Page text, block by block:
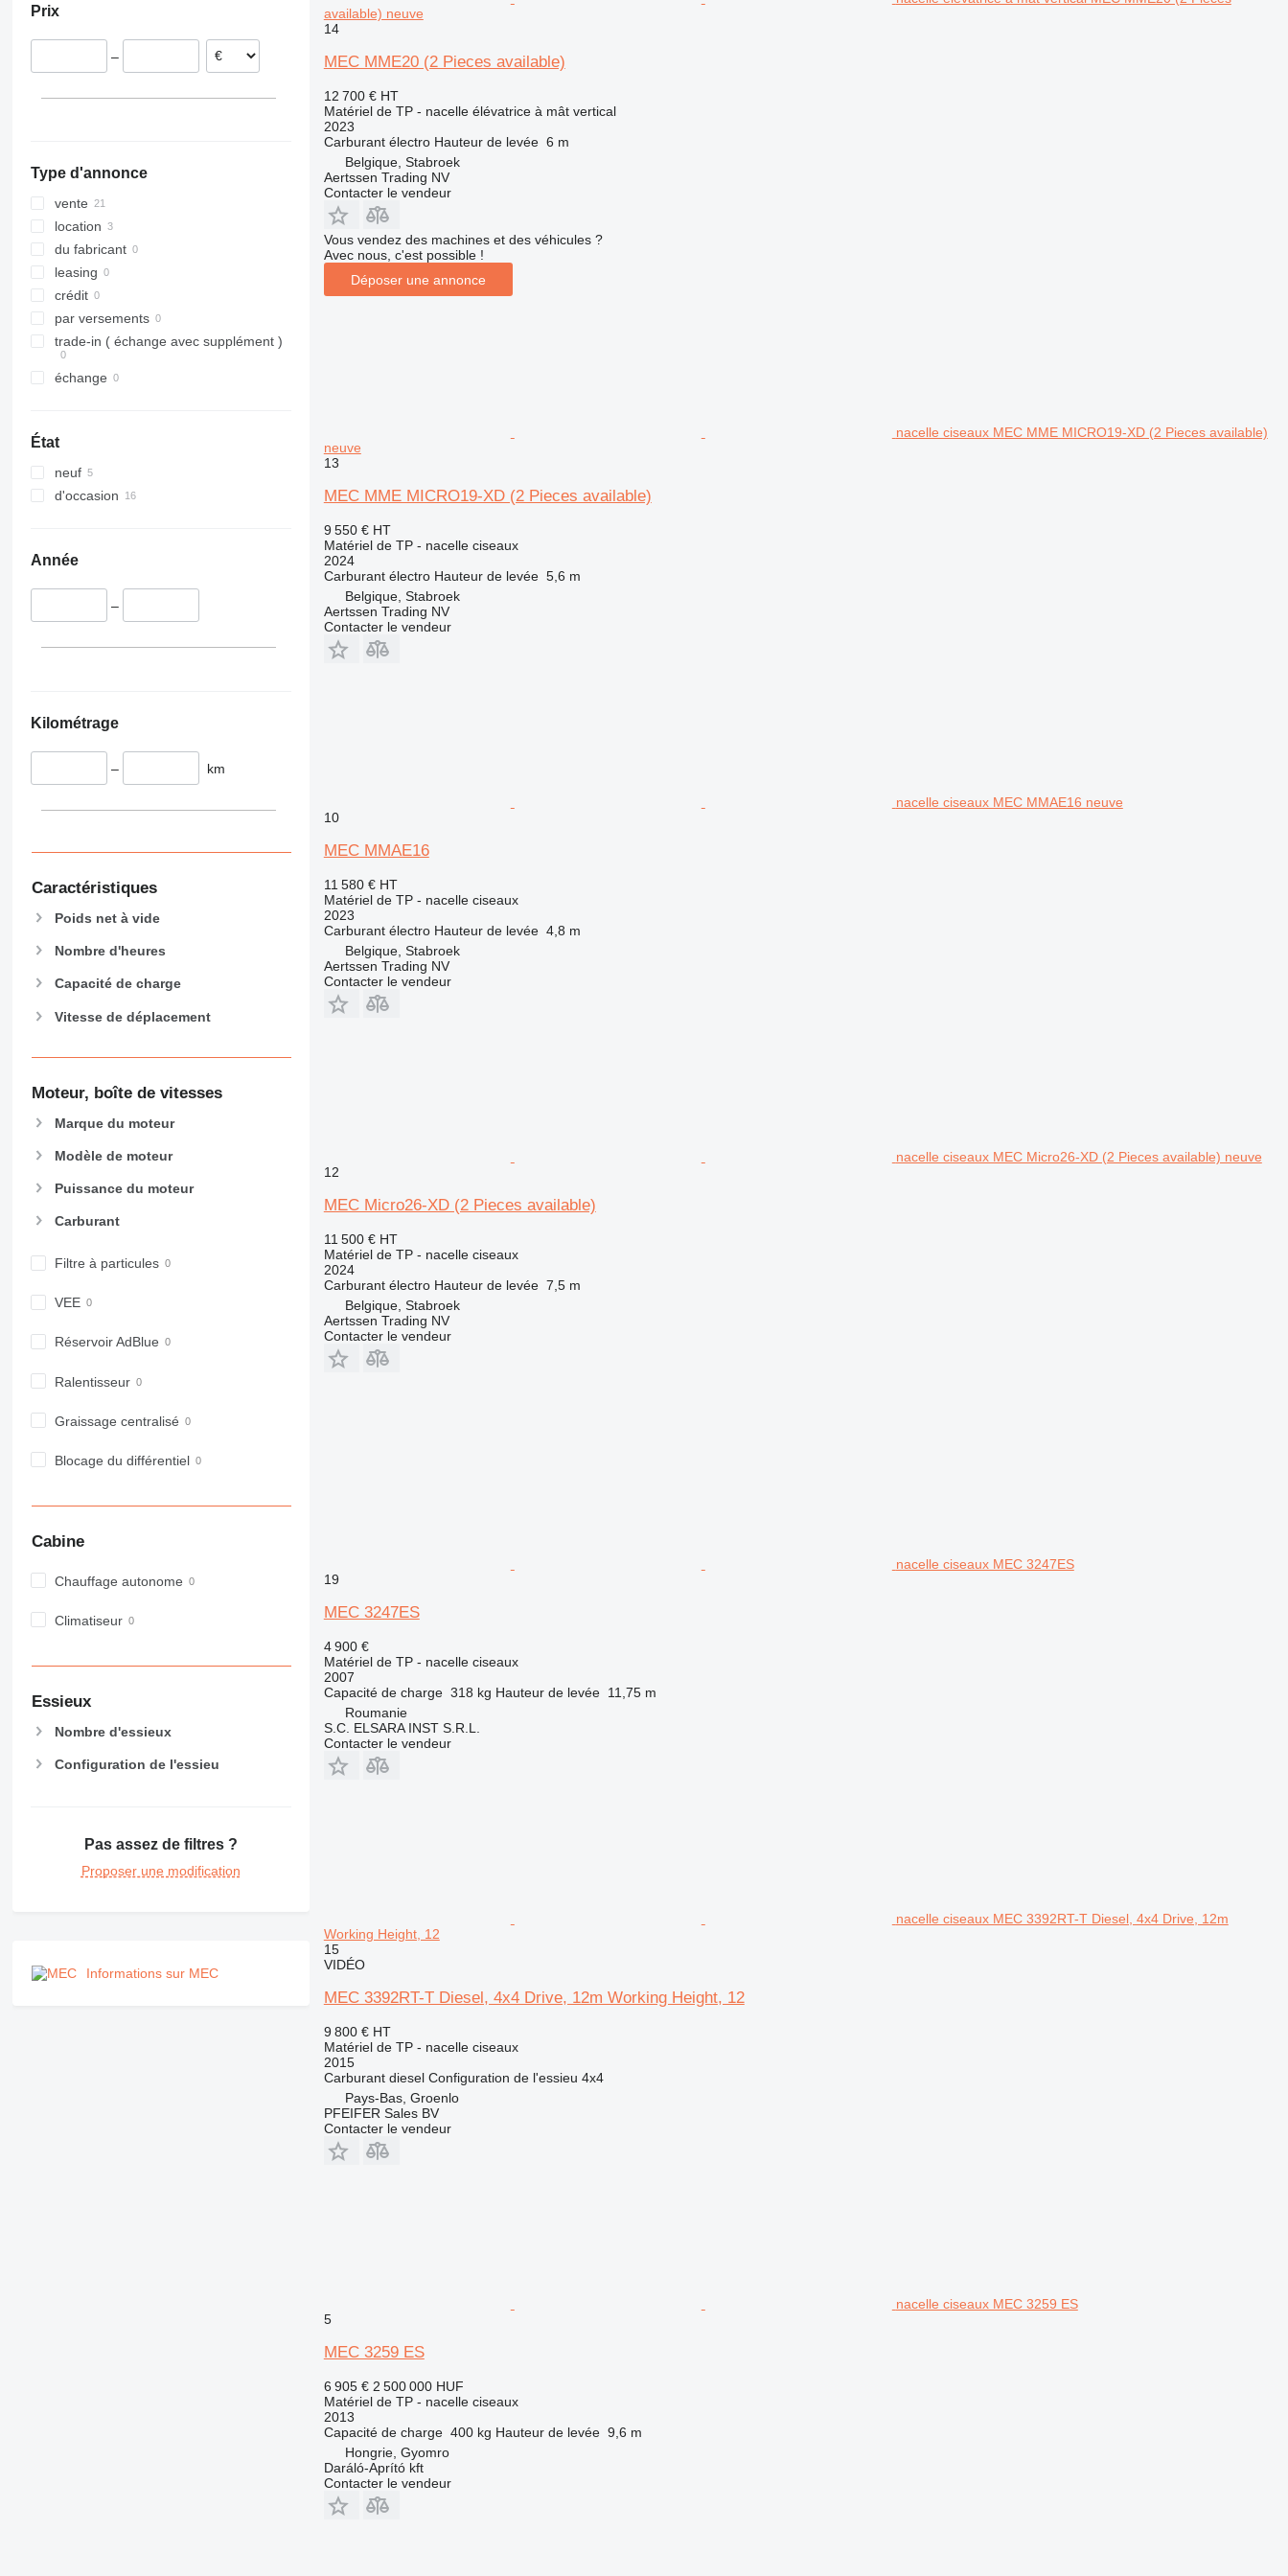
313
319
320
321
322
323
324
325
326
330
349
350
390
395
430
432
907
908
914
918
938
950
962
963
972
980
988
990
AP
CB
E-series
GC
M-series
PM
435S
8018
8025
8026
8030
8035
CT
JS
JZ
S-Series
3394
Toucan
XS
Hongrie
Prix
–
Type d'annonce
vente
location
du fabricant
leasing
crédit
par versements
trade-in ( échange avec supplément )
échange
État
neuf
d'occasion
Année
–
Kilométrage
– km
Caractéristiques
Poids net à vide
Nombre d'heures
Capacité de charge
Vitesse de déplacement
Moteur, boîte de vitesses
Marque du moteur
Modèle de moteur
Puissance du moteur
Carburant
Filtre à particules
VEE
Réservoir AdBlue
Ralentisseur
Graissage centralisé
Blocage du différentiel
Cabine
Chauffage autonome
Climatiseur
Essieux
Nombre d'essieux
Configuration de l'essieu
Pas assez de filtres ?
Proposer une modification
Informations sur MEC
available) neuve
14
MEC MME20 (2 Pieces available)
12 700 € HT
Matériel de TP - nacelle élévatrice à mât vertical
2023
Carburant électro Hauteur de levée 6 m
Belgique, Stabroek
Aertssen Trading NV
Contacter le vendeur
Vous vendez des machines et des véhicules ?
Avec nous, c'est possible !
Déposer une annonce
nacelle ciseaux MEC MME MICRO19-XD (2 Pieces available)
neuve
13
MEC MME MICRO19-XD (2 Pieces available)
9 550 € HT
Matériel de TP - nacelle ciseaux
2024
Carburant électro Hauteur de levée 5,6 m
Belgique, Stabroek
Aertssen Trading NV
Contacter le vendeur
nacelle ciseaux MEC MMAE16 neuve
10
MEC MMAE16
11 580 € HT
Matériel de TP - nacelle ciseaux
2023
Carburant électro Hauteur de levée 4,8 m
Belgique, Stabroek
Aertssen Trading NV
Contacter le vendeur
nacelle ciseaux MEC Micro26-XD (2 Pieces available) neuve
12
MEC Micro26-XD (2 Pieces available)
11 500 € HT
Matériel de TP - nacelle ciseaux
2024
Carburant électro Hauteur de levée 7,5 m
Belgique, Stabroek
Aertssen Trading NV
Contacter le vendeur
nacelle ciseaux MEC 3247ES
19
MEC 3247ES
4 900 €
Matériel de TP - nacelle ciseaux
2007
Capacité de charge 318 kg Hauteur de levée 11,75 m
Roumanie
S.C. ELSARA INST S.R.L.
Contacter le vendeur
nacelle ciseaux MEC 3392RT-T Diesel, 4x4 Drive, 12m
Working Height, 12
15
VIDÉO
MEC 3392RT-T Diesel, 4x4 Drive, 12m Working Height, 12
9 800 € HT
Matériel de TP - nacelle ciseaux
2015
Carburant diesel Configuration de l'essieu 4x4
Pays-Bas, Groenlo
PFEIFER Sales BV
Contacter le vendeur
nacelle ciseaux MEC 3259 ES
5
MEC 3259 ES
6 905 € 2 500 000 HUF
Matériel de TP - nacelle ciseaux
2013
Capacité de charge 400 kg Hauteur de levée 9,6 m
Hongrie, Gyomro
Daráló-Aprító kft
Contacter le vendeur